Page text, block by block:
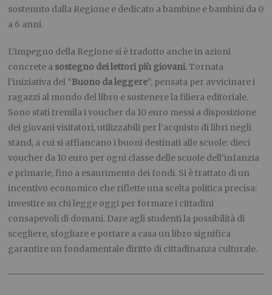
sostenuto dalla Regione e dedicato a bambine e bambini da 0
a 6 anni.
L’impegno della Regione si è tradotto anche in azioni
concrete a sostegno dei lettori più giovani. Tornata
l’iniziativa del “Buono da leggere“, pensata per avvicinare i
ragazzi al mondo del libro e sostenere la filiera editoriale.
Sono stati tremila i voucher da 10 euro messi a disposizione
dei giovani visitatori, utilizzabili per l’acquisto di libri negli
stand, a cui si affiancano i buoni destinati alle scuole: dieci
voucher da 10 euro per ogni classe delle scuole dell’infanzia
e primarie, fino a esaurimento dei fondi. Si è trattato di un
incentivo economico che riflette una scelta politica precisa:
investire su chi legge oggi per formare i cittadini
consapevoli di domani. Dare agli studenti la possibilità di
scegliere, sfogliare e portare a casa un libro significa
garantire un fondamentale diritto di cittadinanza culturale.